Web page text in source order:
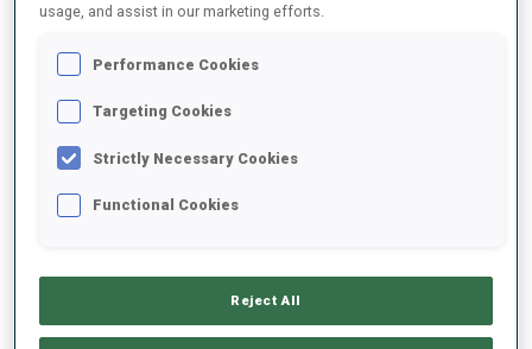
MOYENNE DE PERFORMANCE
RETARD SUR LE MEILLEUR CHRONO SKI
TIR COUCHÉ
usage, and assist in our marketing efforts.
Performance Cookies
Targeting Cookies
Strictly Necessary Cookies
Functional Cookies
Reject All